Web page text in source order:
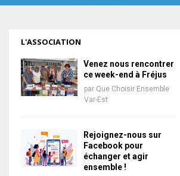
L'ASSOCIATION
Venez nous rencontrer
ce week-end à Fréjus
par Que Choisir Ensemble
Var-Est
Rejoignez-nous sur
Facebook pour
échanger et agir
ensemble !